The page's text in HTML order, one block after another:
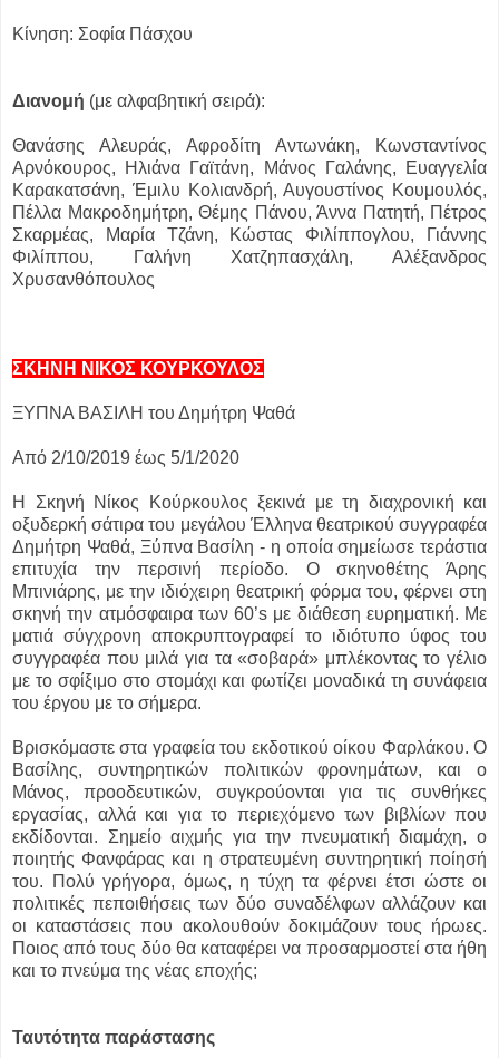
Κίνηση: Σοφία Πάσχου
Διανομή (με αλφαβητική σειρά):
Θανάσης Αλευράς, Αφροδίτη Αντωνάκη, Κωνσταντίνος
Αρνόκουρος, Ηλιάνα Γαϊτάνη, Μάνος Γαλάνης, Ευαγγελία
Καρακατσάνη, Έμιλυ Κολιανδρή, Αυγουστίνος Κουμουλός,
Πέλλα Μακροδημήτρη, Θέμης Πάνου, Άννα Πατητή, Πέτρος
Σκαρμέας, Μαρία Τζάνη, Κώστας Φιλίππογλου, Γιάννης
Φιλίππου, Γαλήνη Χατζηπασχάλη, Αλέξανδρος
Χρυσανθόπουλος
ΣΚΗΝΗ ΝΙΚΟΣ ΚΟΥΡΚΟΥΛΟΣ
ΞΥΠΝΑ ΒΑΣΙΛΗ του Δημήτρη Ψαθά
Από 2/10/2019 έως 5/1/2020
Η Σκηνή Νίκος Κούρκουλος ξεκινά με τη διαχρονική και
οξυδερκή σάτιρα του μεγάλου Έλληνα θεατρικού συγγραφέα
Δημήτρη Ψαθά, Ξύπνα Βασίλη - η οποία σημείωσε τεράστια
επιτυχία την περσινή περίοδο. Ο σκηνοθέτης Άρης
Μπινιάρης, με την ιδιόχειρη θεατρική φόρμα του, φέρνει στη
σκηνή την ατμόσφαιρα των 60’s με διάθεση ευρηματική. Με
ματιά σύγχρονη αποκρυπτογραφεί το ιδιότυπο ύφος του
συγγραφέα που μιλά για τα «σοβαρά» μπλέκοντας το γέλιο
με το σφίξιμο στο στομάχι και φωτίζει μοναδικά τη συνάφεια
του έργου με το σήμερα.
Βρισκόμαστε στα γραφεία του εκδοτικού οίκου Φαρλάκου. Ο
Βασίλης, συντηρητικών πολιτικών φρονημάτων, και ο
Μάνος, προοδευτικών, συγκρούονται για τις συνθήκες
εργασίας, αλλά και για το περιεχόμενο των βιβλίων που
εκδίδονται. Σημείο αιχμής για την πνευματική διαμάχη, ο
ποιητής Φανφάρας και η στρατευμένη συντηρητική ποίησή
του. Πολύ γρήγορα, όμως, η τύχη τα φέρνει έτσι ώστε οι
πολιτικές πεποιθήσεις των δύο συναδέλφων αλλάζουν και
οι καταστάσεις που ακολουθούν δοκιμάζουν τους ήρωες.
Ποιος από τους δύο θα καταφέρει να προσαρμοστεί στα ήθη
και το πνεύμα της νέας εποχής;
Ταυτότητα παράστασης